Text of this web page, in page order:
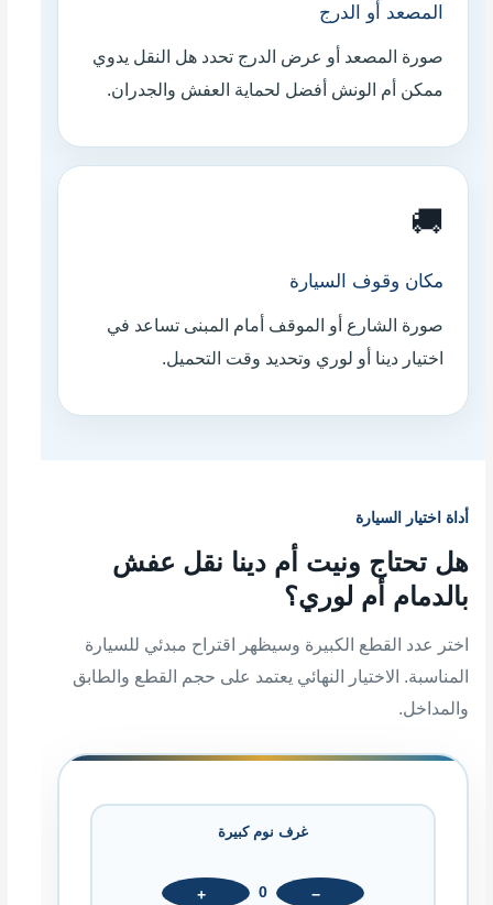
المصعد أو الدرج
صورة المصعد أو عرض الدرج تحدد هل النقل يدوي
ممكن أم الونش أفضل لحماية العفش والجدران.
🚚
مكان وقوف السيارة
صورة الشارع أو الموقف أمام المبنى تساعد في
اختيار دينا أو لوري وتحديد وقت التحميل.
أداة اختيار السيارة
هل تحتاج ونيت أم دينا نقل عفش
بالدمام أم لوري؟
اختر عدد القطع الكبيرة وسيظهر اقتراح مبدئي للسيارة
المناسبة. الاختيار النهائي يعتمد على حجم القطع والطابق
والمداخل.
غرف نوم كبيرة
−
0
+